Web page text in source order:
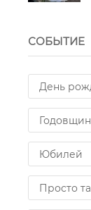
СОБЫТИЕ
День
Юбилей
Просто